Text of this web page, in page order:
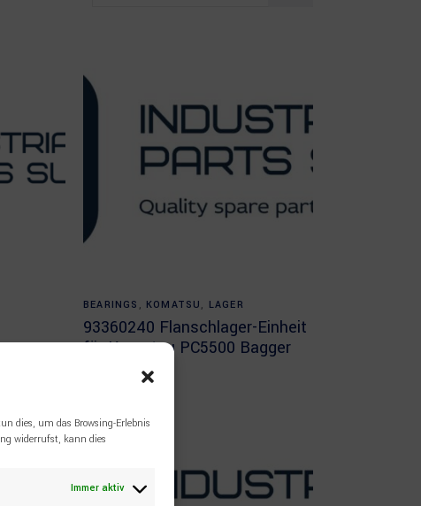
dies, um das Browsing-Erlebnis
widerrufst, kann dies
Immer aktiv
Read more
BEARINGS , KOMATSU , LAGER
93360240 Flanschlager-Einheit
für Komatsu PC5500 Bagger